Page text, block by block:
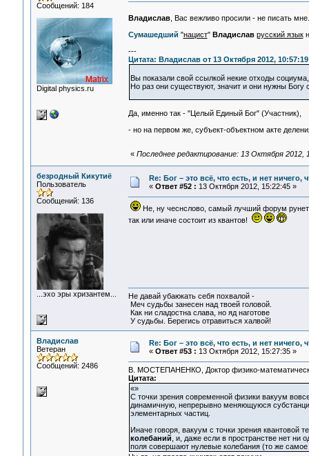
Сообщений: 184
Digital physics.ru
Владислав, Вас вежливо просили - не писать мне.
Сумашедший "нацист" Владислав русский язык
---
Цитата: Владислав от 13 Октября 2012, 10:57:19
Вы показали свой ссылкой некие отходы
Но раз они существуют, значит и они нужны
Да, именно так - "Целый Единый Бог" (Участник),
- но на первом же, субъект-объектном акте
« Последнее редактирование: 13 Октября 2012,
безродный Кикутиё
Пользователь
Сообщений: 136
...эхо эры хризантем...
Re: Бог – это всё, что есть, и нет
« Ответ #52 : 13 Октября 2012, 15:22:45 »
Не, ну чеснслово, самый лучший форум
так или иначе состоит из квантов!
Не давай убаюкать себя похвалой -
Меч судьбы занесен над твоей головой.
Как ни сладостна слава, но яд наготове
У судьбы. Берегись отравиться халвой!
Владислав
Ветеран
Сообщений: 2486
Re: Бог – это всё, что есть, и нет
« Ответ #53 : 13 Октября 2012, 15:27:35 »
В. МОСТЕПАНЕНКО, Доктор физико-
Цитата:
«»
С точки зрения современной физики вакуум
динамичную, непрерывно меняющуюся
элементарных частиц.
Иначе говоря, вакуум с точки зрения квантовой
колебаний , и, даже если в пространстве нет ни
поля совершают нулевые колебания (то же самое